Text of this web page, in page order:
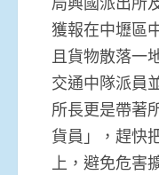
獲報在中壢區
且貨物散落一
交通中隊派員
所長更是帶著
貨員」，趕快
上，避免危害